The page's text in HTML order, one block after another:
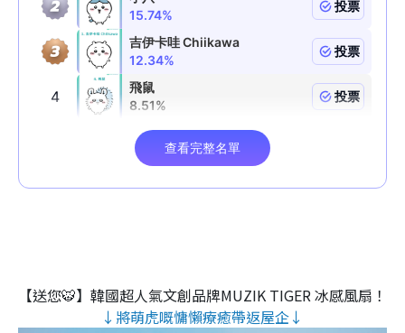
【送您🐯】韓國超人氣文創品牌MUZIK TIGER 冰感風扇！
↓將萌虎嘅慵懶療癒帶返屋企↓